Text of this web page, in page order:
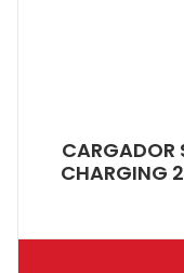
CARGADOR
CHARGING